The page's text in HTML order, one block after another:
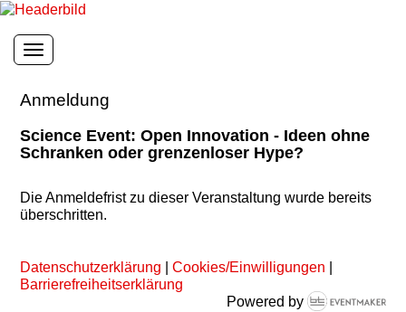
Toggle navigation
Anmeldung
Science Event: Open Innovation - Ideen ohne
Schranken oder grenzenloser Hype?
Die Anmeldefrist zu dieser Veranstaltung wurde bereits
überschritten.
Datenschutzerklärung Cookies/Einwilligungen
Barrierefreiheitserklärung
Powered by